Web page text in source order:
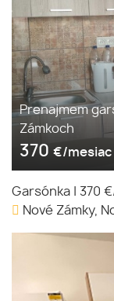
Prenajmem
Zámkoch
370 €/mesiac
Garsónka
370
Nové Zámky,